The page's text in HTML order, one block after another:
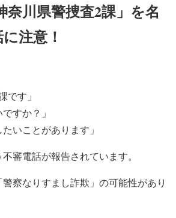
奈川県警捜査2課」を名
注意！
です」
すか？」
いことがあります」
審電話が報告されています。
察なりすまし詐欺」の可能性があり